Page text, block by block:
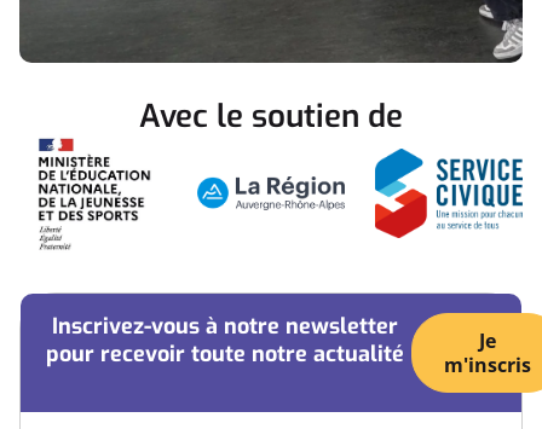
Avec le soutien de
Inscrivez-vous à notre newsletter
pour recevoir toute notre actualité
Je
m'inscris